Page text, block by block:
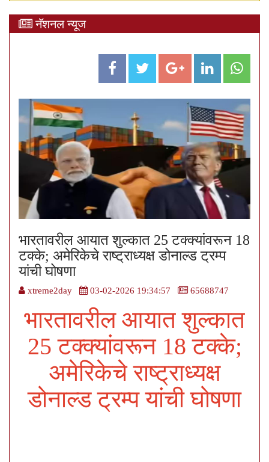
नॅशनल न्यूज
भारतावरील आयात शुल्कात 25 टक्क्यांवरून 18
टक्के; अमेरिकेचे राष्ट्राध्यक्ष डोनाल्ड ट्रम्प
यांची घोषणा
xtreme2day 03-02-2026 19:34:57 65688747
भारतावरील आयात शुल्कात
25 टक्क्यांवरून 18 टक्के;
अमेरिकेचे राष्ट्राध्यक्ष
डोनाल्ड ट्रम्प यांची घोषणा